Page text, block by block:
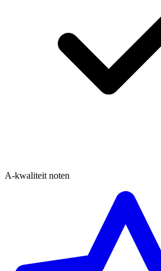
A-kwaliteit noten